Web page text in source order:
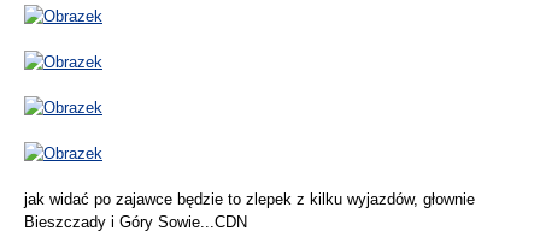
jak widać po zajawce będzie to zlepek z kilku wyjazdów, głownie
Bieszczady i Góry Sowie...CDN